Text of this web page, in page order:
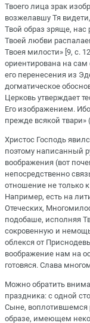
Твоего лица зрак
возжелавшу Тя
Твой образ зряще,
Твоей любви
Твоея милости» [9, с.
ориентирована на сам
его перенесения из
догматическое
Церковь утверждает
Его изображением.
прежде всякой твари»
Христос Господь
поэтому написанный
воображения (вот
непосредственно
отношение не только
Например, есть на
Отеческих,
подобаше, исполняя
сокровенную и
облекся от
воображение нам на
готовяся. Слава
Можно обратить
праздника: с одной
Сыне, воплотившемся
образе, имеющем